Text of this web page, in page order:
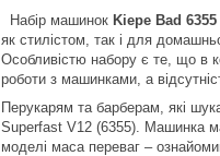
Набір машинок Kiepe Bad 6355
як стилістом, так і для
Особливістю набору є те, що в
роботи з машинками, а
Перукарям та барберам, які
Superfast V12 (6355). Машинка
моделі маса переваг –